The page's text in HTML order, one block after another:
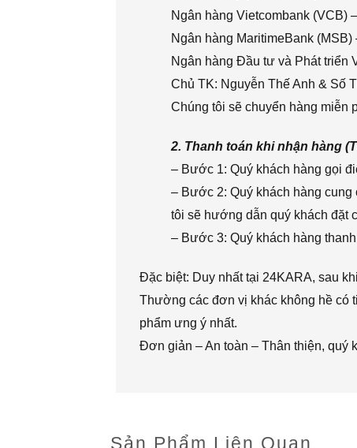
Ngân hàng Vietcombank (VCB)
Ngân hàng MaritimeBank
Ngân hàng Đầu tư và Phát triển
Chủ TK: Nguyễn Thế Anh & Số
Chúng tôi sẽ chuyển hàng miễn
2. Thanh toán khi nhận hàng
– Bước 1: Quý khách hàng gọi
– Bước 2: Quý khách hàng
tôi sẽ hướng dẫn quý khách đặt
– Bước 3: Quý khách hàng
Đặc biệt: Duy nhất tại 24KARA, sau
Thường các đơn vị khác không hề có
phẩm ưng ý nhất.
Đơn giản – An toàn – Thân thiện, quý
Sản Phẩm Liên Quan